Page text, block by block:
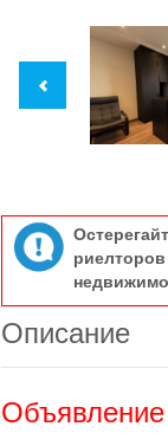
Описание
Объявление